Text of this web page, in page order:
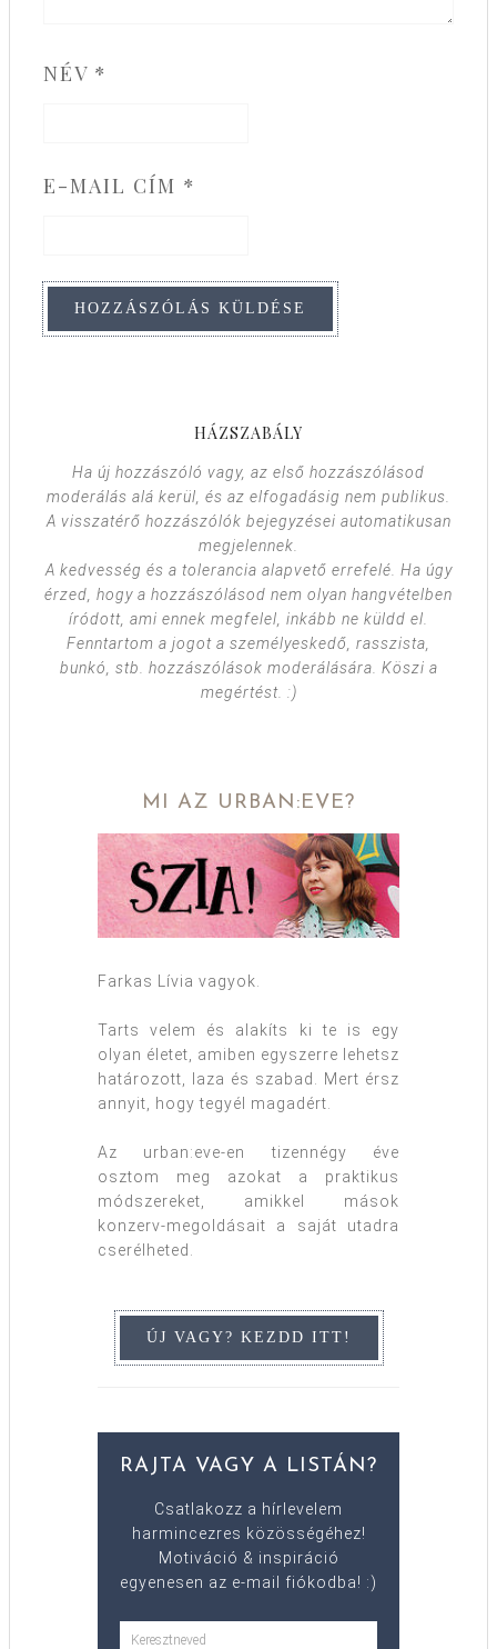
NÉV *
E-MAIL CÍM *
HÁZSZABÁLY
Ha új hozzászóló vagy, az első hozzászólásod
moderálás alá kerül, és az elfogadásig nem publikus.
A visszatérő hozzászólók bejegyzései automatikusan
megjelennek.
A kedvesség és a tolerancia alapvető errefelé. Ha úgy
érzed, hogy a hozzászólásod nem olyan hangvételben
íródott, ami ennek megfelel, inkább ne küldd el.
Fenntartom a jogot a személyeskedő, rasszista,
bunkó, stb. hozzászólások moderálására. Köszi a
megértést. :)
MI AZ URBAN:EVE?
Farkas Lívia vagyok.
Tarts velem és alakíts ki te is egy
olyan életet, amiben egyszerre lehetsz
határozott, laza és szabad. Mert érsz
annyit, hogy tegyél magadért.
Az urban:eve-en tizennégy éve
osztom meg azokat a praktikus
módszereket, amikkel mások
konzerv-megoldásait a saját utadra
cserélheted.
RAJTA VAGY A LISTÁN?
Csatlakozz a hírlevelem
harmincezres közösségéhez!
Motiváció & inspiráció
egyenesen az e-mail fiókodba! :)